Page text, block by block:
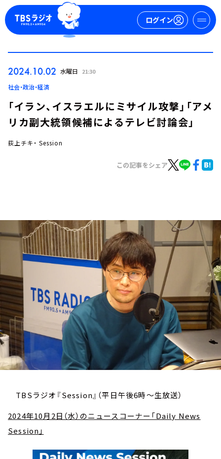
ログイン
お知らせ
イベント・グッズ
YouTube
会社情報
2024.10.02 水曜日 21:30
社会・政治・経済
「イラン、イスラエルにミサイル攻撃」「アメ
リカ副大統領候補によるテレビ討論会」
荻上チキ・ Session
この記事をシェア
TBSラジオ『Session』（平日午後6時～生放送）
2024年10月2日（水）のニュースコーナー「Daily News
Session」